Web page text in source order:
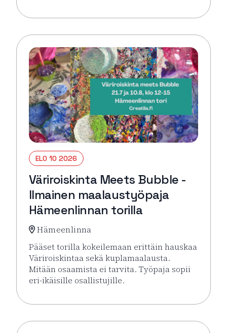
Lue lisää tapahtumasta Väriroiskinta Meets
ELO 10 2026
Väriroiskinta Meets Bubble -
Ilmainen maalaustyöpaja
Hämeenlinnan torilla
Hämeenlinna
Pääset torilla kokeilemaan erittäin hauskaa
Väriroiskintaa sekä kuplamaalausta.
Mitään osaamista ei tarvita. Työpaja sopii
eri-ikäisille osallistujille.
Lue lisää tapahtumasta Väriroiskinta Meets